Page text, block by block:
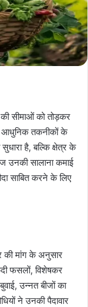
सीमाओं को तोड़कर
आधुनिक तकनीकों के
है, बल्कि क्षेत्र के
उनकी सालाना कमाई
साबित करने के लिए
की मांग के अनुसार
फसलों, विशेषकर
उन्नत बीजों का
ने उनकी पैदावार